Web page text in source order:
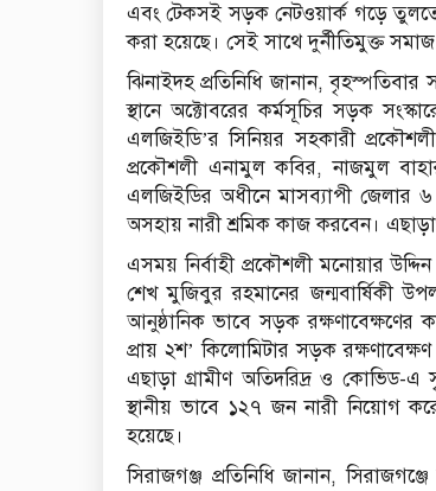
এবং টেকসই সড়ক নেটওয়ার্ক গড়ে তুলতে
করা হয়েছে। সেই সাথে দুর্নীতিমুক্ত সমাজ
ঝিনাইদহ প্রতিনিধি জানান,
স্থানে অক্টোবরের কর্মসূচির সড়ক
এলজিইডি’র সিনিয়র সহকারী
প্রকৌশলী এনামুল কবির, নাজমুল
এলজিইডির অধীনে মাসব্যাপী
অসহায় নারী শ্রমিক কাজ করবেন।
এসময় নির্বাহী প্রকৌশলী মনোয়ার উদ্দিন
শেখ মুজিবুর রহমানের জন্মবার্ষিকী
আনুষ্ঠানিক ভাবে সড়ক
প্রায় ২শ’ কিলোমিটার সড়ক
এছাড়া গ্রামীণ অতিদরিদ্র ও কোভিড-এ
স্থানীয় ভাবে ১২৭ জন নারী নিয়োগ
হয়েছে।
সিরাজগঞ্জ প্রতিনিধি জানান,